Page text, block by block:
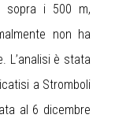
sopra i 500 m,
non ha
L’analisi è stata
a Stromboli
al 6 dicembre